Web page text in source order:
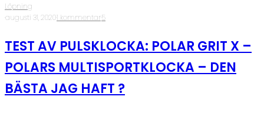
Löpning
·augusti 31, 2020·1 kommentar·5
TEST AV PULSKLOCKA: POLAR GRIT X –
POLARS MULTISPORTKLOCKA – DEN
BÄSTA JAG HAFT ?